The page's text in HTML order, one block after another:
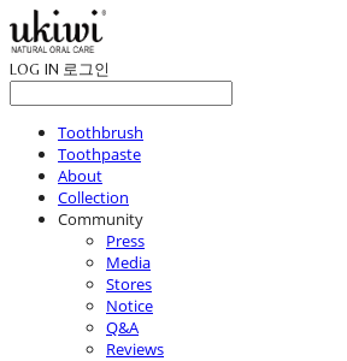
LOG IN 로그인
Toothbrush
Toothpaste
About
Collection
Community
Press
Media
Stores
Notice
Q&A
Reviews